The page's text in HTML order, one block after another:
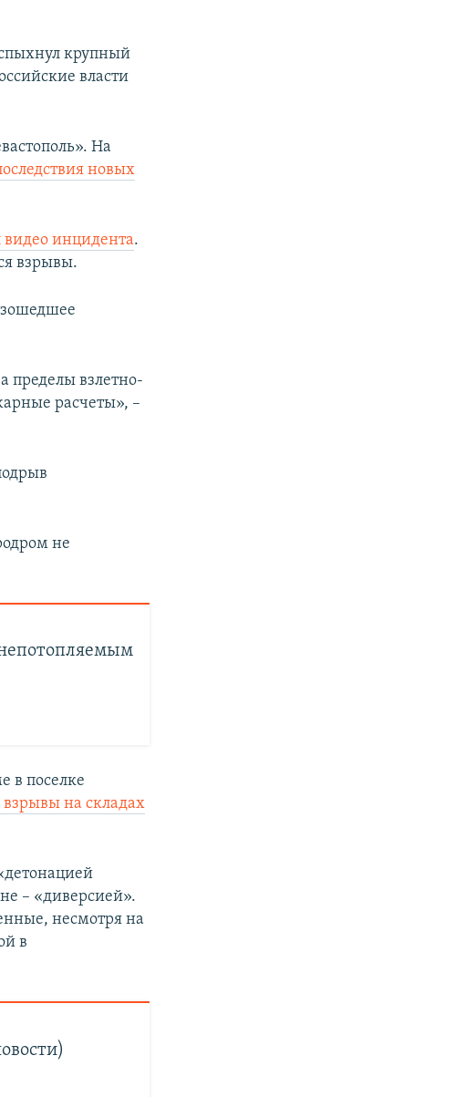
крупный
власти
На
новых
видео инцидента.
взрывы.
пределы взлетно-
расчеты», –
не
в поселке
взрывы на складах
– «диверсией».
несмотря на
в